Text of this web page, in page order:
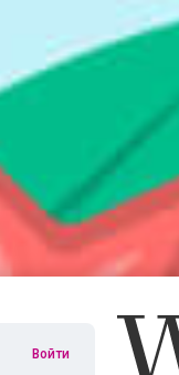
Войти